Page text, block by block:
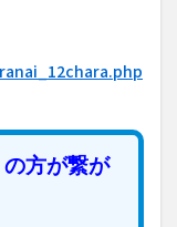
方が繋が